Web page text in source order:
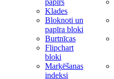
papīrs
Klades
Bloknoti un
papīra bloki
Burtnīcas
Flipchart
bloki
Marķēšanas
indeksi